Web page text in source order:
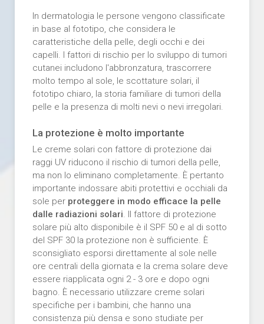
In dermatologia le persone vengono classificate
in base al fototipo, che considera le
caratteristiche della pelle, degli occhi e dei
capelli. I fattori di rischio per lo sviluppo di tumori
cutanei includono l'abbronzatura, trascorrere
molto tempo al sole, le scottature solari, il
fototipo chiaro, la storia familiare di tumori della
pelle e la presenza di molti nevi o nevi irregolari.
La protezione è molto importante
Le creme solari con fattore di protezione dai
raggi UV riducono il rischio di tumori della pelle,
ma non lo eliminano completamente. È pertanto
importante indossare abiti protettivi e occhiali da
sole per proteggere in modo efficace la pelle
dalle radiazioni solari. Il fattore di protezione
solare più alto disponibile è il SPF 50 e al di sotto
del SPF 30 la protezione non è sufficiente. È
sconsigliato esporsi direttamente al sole nelle
ore centrali della giornata e la crema solare deve
essere riapplicata ogni 2 - 3 ore e dopo ogni
bagno. È necessario utilizzare creme solari
specifiche per i bambini, che hanno una
consistenza più densa e sono studiate per